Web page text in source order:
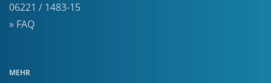
06221 / 1483-15
» FAQ
MEHR